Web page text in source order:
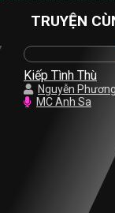
TRUYỆN
Kiếp Tình Thù
Nguyễn Phương
MC Anh Sa